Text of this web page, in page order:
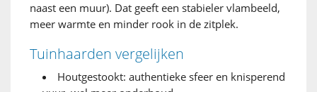
naast een muur). Dat geeft een stabieler vlambeeld,
meer warmte en minder rook in de zitplek.
Tuinhaarden vergelijken
Houtgestookt: authentieke sfeer en knisperend